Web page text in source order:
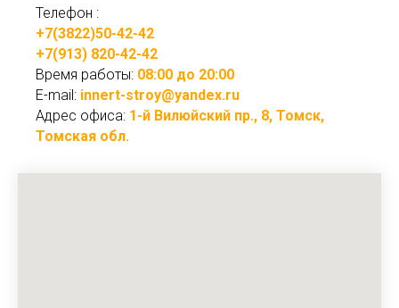
Телефон :
+7(3822)50-42-42
+7(913) 820-42-42
Время работы: 08:00 до 20:00
E-mail: innert-stroy@yandex.ru
Адрес офиса: 1-й Вилюйский пр., 8, Томск,
Томская обл.